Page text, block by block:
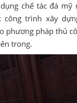
chế tác đá mỹ
công trình xây
phương pháp thủ
trong.